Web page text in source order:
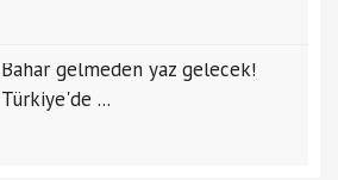
Bahar gelmeden yaz gelecek!
Türkiye'de ...